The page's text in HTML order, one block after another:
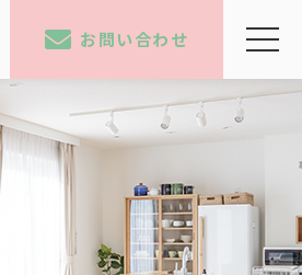
お問い合わせ